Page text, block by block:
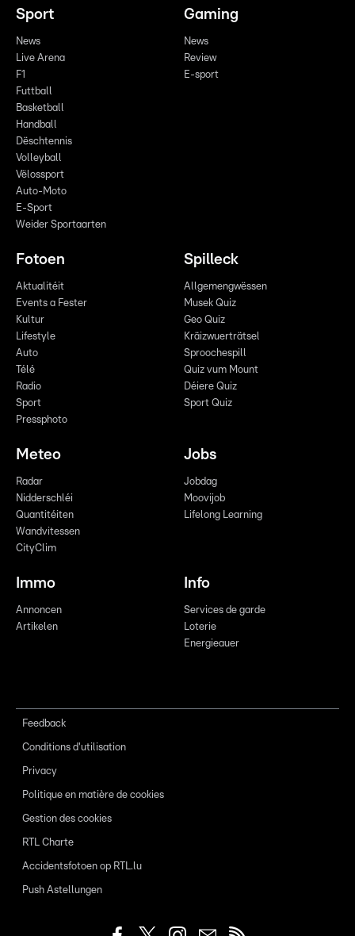
Sport
News
Live Arena
F1
Futtball
Basketball
Handball
Dëschtennis
Volleyball
Vëlossport
Auto-Moto
E-Sport
Weider Sportaarten
Gaming
News
Review
E-sport
Fotoen
Aktualitéit
Events a Fester
Kultur
Lifestyle
Auto
Télé
Radio
Sport
Pressphoto
Spilleck
Allgemengwëssen
Musek Quiz
Geo Quiz
Kräizwuerträtsel
Sproochespill
Quiz vum Mount
Déiere Quiz
Sport Quiz
Meteo
Radar
Nidderschléi
Quantitéiten
Wandvitessen
CityClim
Jobs
Jobdag
Moovijob
Lifelong Learning
Immo
Annoncen
Artikelen
Info
Services de garde
Loterie
Energieauer
Feedback
Conditions d'utilisation
Privacy
Politique en matière de cookies
Gestion des cookies
RTL Charte
Accidentsfotoen op RTL.lu
Push Astellungen